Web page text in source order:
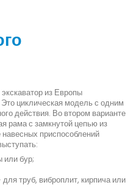
из Европы
циклическая модель с одним
действия. Во втором варианте
рама с замкнутой цепью из
навесных приспособлений
или бур;
труб, виброплит, кирпича или